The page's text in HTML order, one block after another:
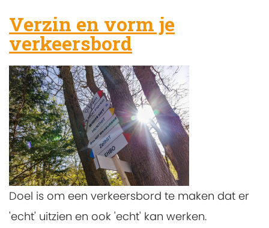
Verzin en vorm je
verkeersbord
Doel is om een verkeersbord te maken dat er
'echt' uitzien en ook 'echt' kan werken.